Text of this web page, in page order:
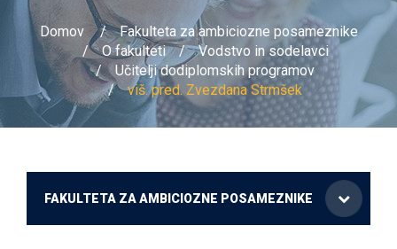
Domov
Fakulteta za ambiciozne posameznike
O fakulteti
Vodstvo in sodelavci
Učitelji dodiplomskih programov
viš. pred. Zvezdana Strmšek
FAKULTETA ZA AMBICIOZNE POSAMEZNIKE